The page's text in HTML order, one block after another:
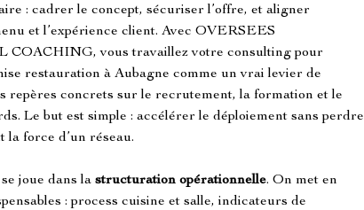
: cadrer le concept, sécuriser l’offre, et aligner
et l’expérience client. Avec OVERSEES
vous travaillez votre consulting pour
restauration à Aubagne comme un vrai levier de
repères concrets sur le recrutement, la formation et le
Le but est simple : accélérer le déploiement sans perdre
la force d’un réseau.
joue dans la structuration opérationnelle. On met en
: process cuisine et salle, indicateurs de